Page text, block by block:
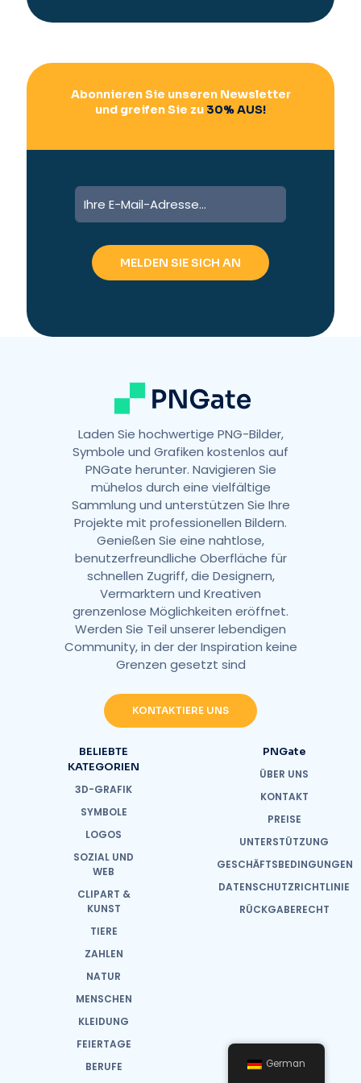
Abonnieren Sie unseren Newsletter
und greifen Sie zu 30% AUS!
Laden Sie hochwertige PNG-Bilder,
Symbole und Grafiken kostenlos auf
PNGate herunter. Navigieren Sie
mühelos durch eine vielfältige
Sammlung und unterstützen Sie Ihre
Projekte mit professionellen Bildern.
Genießen Sie eine nahtlose,
benutzerfreundliche Oberfläche für
schnellen Zugriff, die Designern,
Vermarktern und Kreativen
grenzenlose Möglichkeiten eröffnet.
Werden Sie Teil unserer lebendigen
Community, in der der Inspiration keine
Grenzen gesetzt sind
KONTAKTIERE UNS
BELIEBTE
KATEGORIEN
3D-GRAFIK
SYMBOLE
LOGOS
SOZIAL UND
WEB
CLIPART &
KUNST
TIERE
ZAHLEN
NATUR
MENSCHEN
KLEIDUNG
FEIERTAGE
BERUFE
PNGate
ÜBER UNS
KONTAKT
PREISE
UNTERSTÜTZUNG
GESCHÄFTSBEDINGUNGEN
DATENSCHUTZRICHTLINIE
RÜCKGABERECHT
German